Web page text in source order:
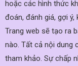
hoặc các hình thức
đoán, đánh giá, gợi
Trang web sẽ tạo ra
nào. Tất cả nội dung
tham khảo. Sự chấp